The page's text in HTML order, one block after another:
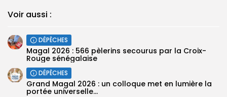
Voir aussi :
DÉPÊCHES
Magal 2026 : 566 pèlerins secourus par la Croix-
Rouge sénégalaise
DÉPÊCHES
Grand Magal 2026 : un colloque met en lumière la
portée universelle...